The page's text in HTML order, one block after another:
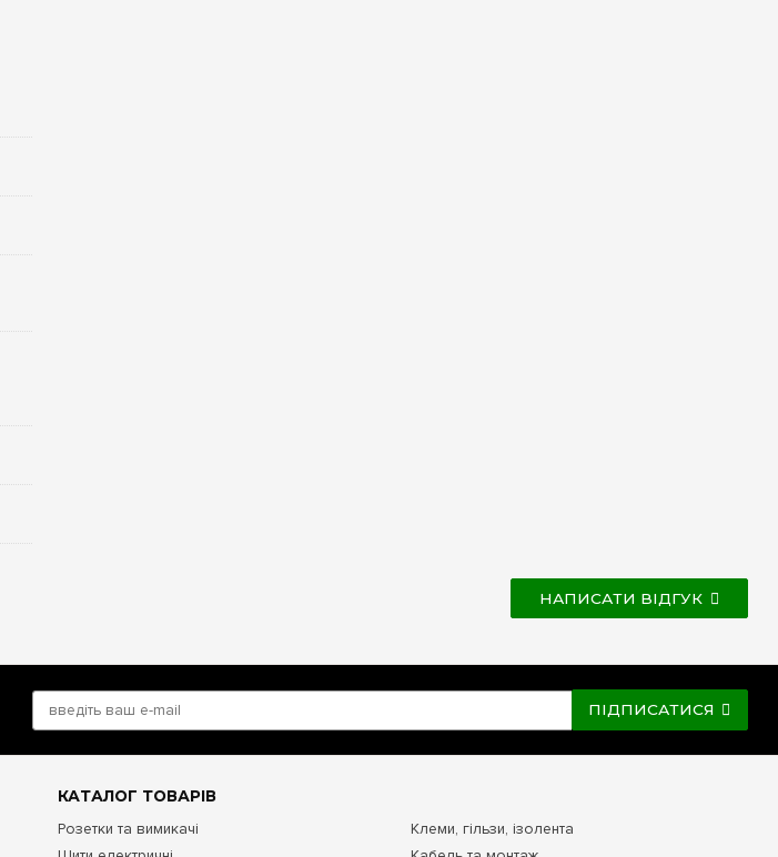
НАПИСАТИ ВІДГУК
ПІДПИСАТИСЯ
КАТАЛОГ ТОВАРІВ
Розетки та вимикачі
Клеми, гільзи, ізолента